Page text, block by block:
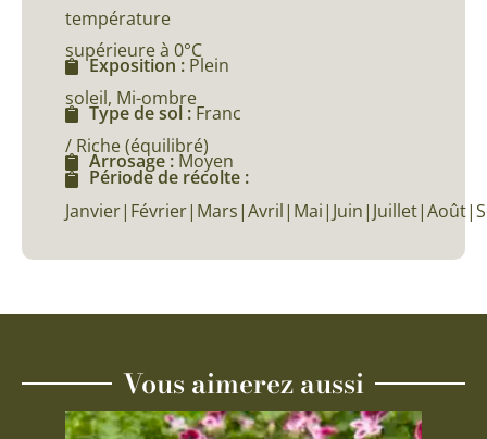
température
supérieure à 0°C
Exposition : Plein
soleil, Mi-ombre
Type de sol : Franc
/ Riche (équilibré)
Arrosage : Moyen
Période de récolte :
Vous aimerez aussi